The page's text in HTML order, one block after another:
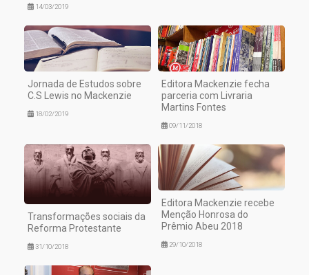
14/03/2019
Jornada de Estudos sobre
C.S Lewis no Mackenzie
18/02/2019
Editora Mackenzie fecha
parceria com Livraria
Martins Fontes
09/11/2018
Transformações sociais da
Reforma Protestante
31/10/2018
Editora Mackenzie recebe
Menção Honrosa do
Prêmio Abeu 2018
29/10/2018